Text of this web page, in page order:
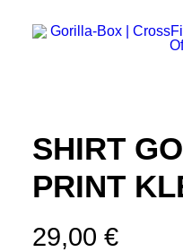
SHIRT
PRINT
29,00 €